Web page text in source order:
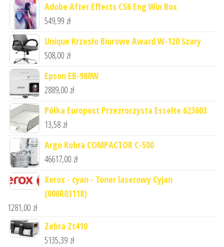
Adobe After Effects CS6 Eng Win Box
549,99 zł
Unique Krzesło Biurowe Award W-120 Szary
508,00 zł
Epson EB-980W
2889,00 zł
Półka Europost Przezroczysta Esselte 623603
13,58 zł
Argo Kobra COMPACTOR C-500
46617,00 zł
Xerox - cyan - Toner laserowy Cyjan
(006R03118)
1281,00 zł
Zebra Zt410
5135,39 zł